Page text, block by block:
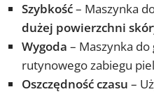
Szybkość– Maszynka
dużej powierzchni
Wygoda – Maszynka do
rutynowego zabiegu
Oszczędność czasu –